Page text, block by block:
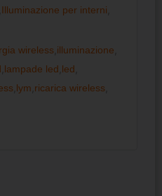
Illuminazione per interni
wireless illuminazione
lampade led led
lym ricarica wireless